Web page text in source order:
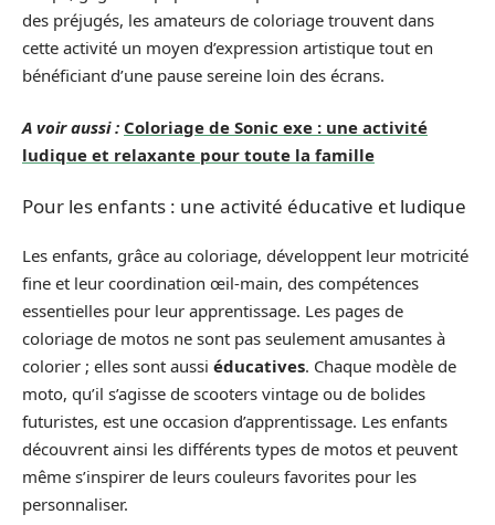
des préjugés, les amateurs de coloriage trouvent dans
cette activité un moyen d’expression artistique tout en
bénéficiant d’une pause sereine loin des écrans.
A voir aussi : Coloriage de Sonic exe : une activité
ludique et relaxante pour toute la famille
Pour les enfants : une activité éducative et ludique
Les enfants, grâce au coloriage, développent leur motricité
fine et leur coordination œil-main, des compétences
essentielles pour leur apprentissage. Les pages de
coloriage de motos ne sont pas seulement amusantes à
colorier ; elles sont aussi éducatives. Chaque modèle de
moto, qu’il s’agisse de scooters vintage ou de bolides
futuristes, est une occasion d’apprentissage. Les enfants
découvrent ainsi les différents types de motos et peuvent
même s’inspirer de leurs couleurs favorites pour les
personnaliser.